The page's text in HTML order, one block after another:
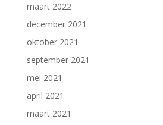
maart 2022
december 2021
oktober 2021
september 2021
mei 2021
april 2021
maart 2021